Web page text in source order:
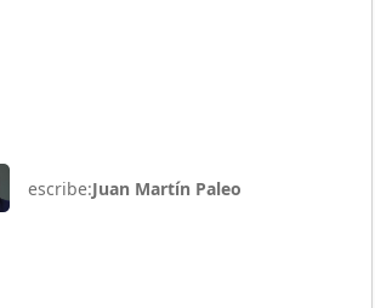
escribe:Juan Martín Paleo